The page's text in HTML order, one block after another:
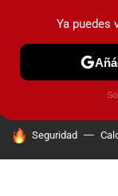
PRUEBAS
HOY SE HABLA DE
Seguridad
Ya puedes